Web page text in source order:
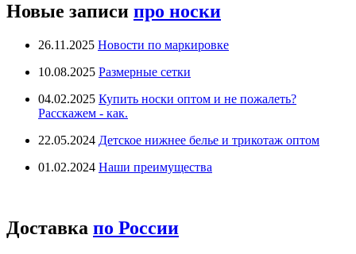
Новые записи про носки
26.11.2025 Новости по маркировке
10.08.2025 Размерные сетки
04.02.2025 Купить носки оптом и не пожалеть?
Расскажем - как.
22.05.2024 Детское нижнее белье и трикотаж оптом
01.02.2024 Наши преимущества
Доставка по России